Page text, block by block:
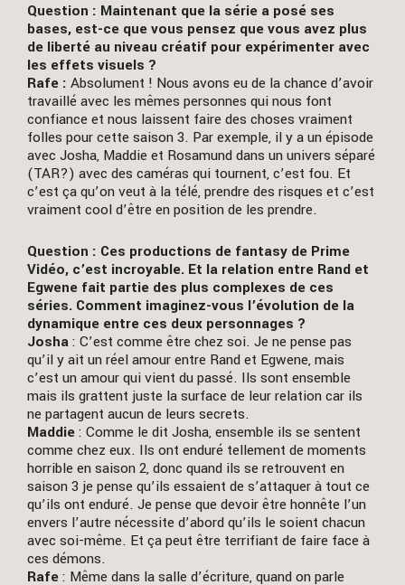
Question : Maintenant que la série a posé ses
bases, est-ce que vous pensez que vous avez plus
de liberté au niveau créatif pour expérimenter avec
les effets visuels ?
Rafe : Absolument ! Nous avons eu de la chance d’avoir
travaillé avec les mêmes personnes qui nous font
confiance et nous laissent faire des choses vraiment
folles pour cette saison 3. Par exemple, il y a un épisode
avec Josha, Maddie et Rosamund dans un univers séparé
(TAR?) avec des caméras qui tournent, c’est fou. Et
c’est ça qu’on veut à la télé, prendre des risques et c’est
vraiment cool d’être en position de les prendre.
Question : Ces productions de fantasy de Prime
Vidéo, c’est incroyable. Et la relation entre Rand et
Egwene fait partie des plus complexes de ces
séries. Comment imaginez-vous l’évolution de la
dynamique entre ces deux personnages ?
Josha: C’est comme être chez soi. Je ne pense pas
qu’il y ait un réel amour entre Rand et Egwene, mais
c’est un amour qui vient du passé. Ils sont ensemble
mais ils grattent juste la surface de leur relation car ils
ne partagent aucun de leurs secrets.
Maddie: Comme le dit Josha, ensemble ils se sentent
comme chez eux. Ils ont enduré tellement de moments
horrible en saison 2, donc quand ils se retrouvent en
saison 3 je pense qu’ils essaient de s’attaquer à tout ce
qu’ils ont enduré. Je pense que devoir être honnête l’un
envers l’autre nécessite d’abord qu’ils le soient chacun
avec soi-même. Et ça peut être terrifiant de faire face à
ces démons.
Rafe: Même dans la salle d’écriture, quand on parle